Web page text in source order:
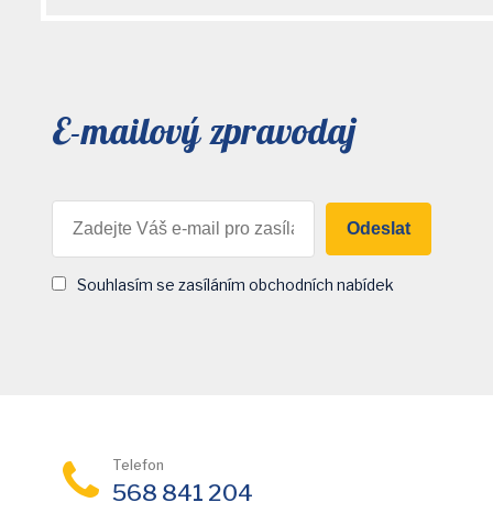
E-mailový zpravodaj
Odeslat
Souhlasím se zasíláním obchodních nabídek
Telefon
568 841 204